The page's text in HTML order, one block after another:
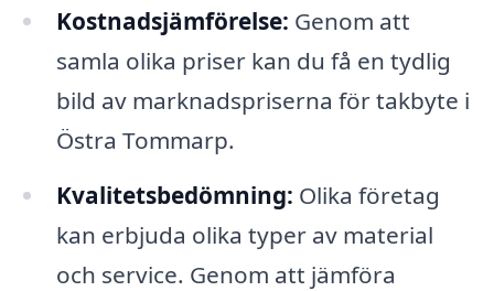
Kostnadsjämförelse: Genom att
samla olika priser kan du få en tydlig
bild av marknadspriserna för takbyte i
Östra Tommarp.
Kvalitetsbedömning: Olika företag
kan erbjuda olika typer av material
och service. Genom att jämföra